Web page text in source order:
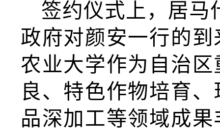
签约仪式上，居马
政府对颜安一行的
农业大学作为自治
良、特色作物培育
品深加工等领域成